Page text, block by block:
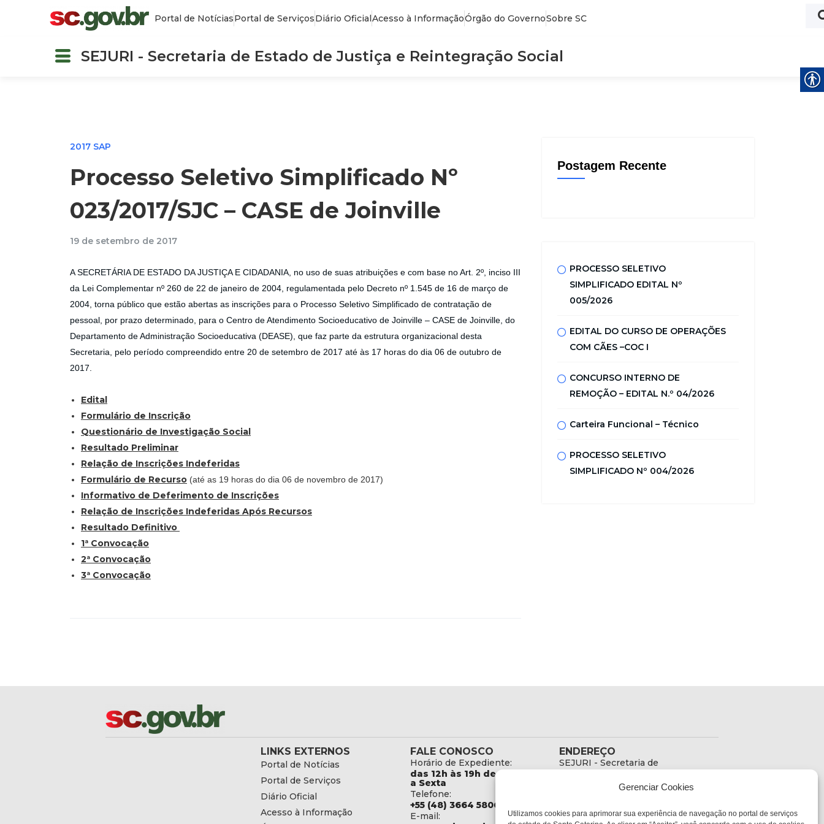
Gerenciar Cookies
Utilizamos cookies para aprimorar sua experiência de navegação no portal de serviços
Portal de NotíciasPortal de ServiçosDiário OficialAcesso à InformaçãoÓrgão do GovernoSobre SC
SEJURI - Secretaria de Estado de Justiça e Reintegração Social
2017 SAP
Processo Seletivo Simplificado Nº
023/2017/SJC – CASE de Joinville
19 de setembro de 2017
A SECRETÁRIA DE ESTADO DA JUSTIÇA E CIDADANIA, no uso de suas atribuições e com base no Art. 2º, inciso III
da Lei Complementar nº 260 de 22 de janeiro de 2004, regulamentada pelo Decreto nº 1.545 de 16 de março de
2004, torna público que estão abertas as inscrições para o Processo Seletivo Simplificado de contratação de
pessoal, por prazo determinado, para o Centro de Atendimento Socioeducativo de Joinville – CASE de Joinville, do
Departamento de Administração Socioeducativa (DEASE), que faz parte da estrutura organizacional desta
Secretaria, pelo período compreendido entre 20 de setembro de 2017 até às 17 horas do dia 06 de outubro de
2017.
Edital
Formulário de Inscrição
Questionário de Investigação Social
Resultado Preliminar
Relação de Inscrições Indeferidas
Formulário de Recurso (até as 19 horas do dia 06 de novembro de 2017)
Informativo de Deferimento de Inscrições
Relação de Inscrições Indeferidas Após Recursos
Resultado Definitivo
1ª Convocação
2ª Convocação
3ª Convocação
Postagem Recente
PROCESSO SELETIVO
SIMPLIFICADO EDITAL Nº
005/2026
EDITAL DO CURSO DE OPERAÇÕES
COM CÃES –COC I
CONCURSO INTERNO DE
REMOÇÃO – EDITAL N.º 04/2026
Carteira Funcional – Técnico
PROCESSO SELETIVO
SIMPLIFICADO Nº 004/2026
LINKS EXTERNOS
Portal de Notícias
Portal de Serviços
Diário Oficial
Acesso à Informação
FALE CONOSCO
Horário de Expediente:
das 12h às 19h de Segunda
a Sexta
Telefone:
+55 (48) 3664 5806
E-mail:
ENDEREÇO
SEJURI - Secretaria de
Reintegração Social
Rua Fúlvio Aducci, 1214 -
Loja 06